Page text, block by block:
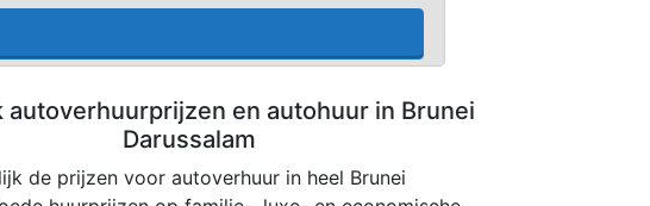
autoverhuurprijzen en autohuur in Brunei
Darussalam
de prijzen voor autoverhuur in heel Brunei